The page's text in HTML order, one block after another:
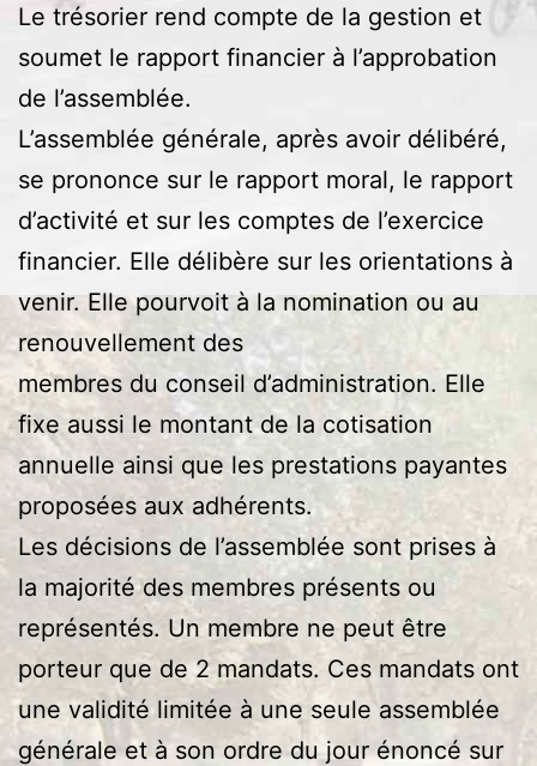
Le trésorier rend compte de la gestion et
soumet le rapport financier à l’approbation
de l’assemblée.
L’assemblée générale, après avoir délibéré,
se prononce sur le rapport moral, le rapport
d’activité et sur les comptes de l’exercice
financier. Elle délibère sur les orientations à
venir. Elle pourvoit à la nomination ou au
renouvellement des
membres du conseil d’administration. Elle
fixe aussi le montant de la cotisation
annuelle ainsi que les prestations payantes
proposées aux adhérents.
Les décisions de l’assemblée sont prises à
la majorité des membres présents ou
représentés. Un membre ne peut être
porteur que de 2 mandats. Ces mandats ont
une validité limitée à une seule assemblée
générale et à son ordre du jour énoncé sur